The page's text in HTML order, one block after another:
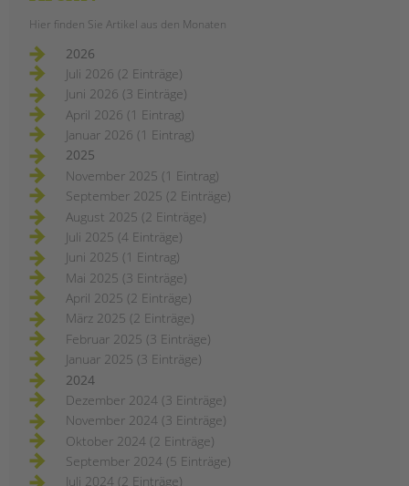
Datenschutz
Hinweisgebersystem
Intranet
Hier finden Sie Artikel aus den Monaten
2026
Juli 2026 (2 Einträge)
Juni 2026 (3 Einträge)
April 2026 (1 Eintrag)
Januar 2026 (1 Eintrag)
2025
November 2025 (1 Eintrag)
September 2025 (2 Einträge)
August 2025 (2 Einträge)
Juli 2025 (4 Einträge)
Juni 2025 (1 Eintrag)
Mai 2025 (3 Einträge)
April 2025 (2 Einträge)
März 2025 (2 Einträge)
Februar 2025 (3 Einträge)
Januar 2025 (3 Einträge)
2024
Dezember 2024 (3 Einträge)
November 2024 (3 Einträge)
Oktober 2024 (2 Einträge)
September 2024 (5 Einträge)
Juli 2024 (2 Einträge)